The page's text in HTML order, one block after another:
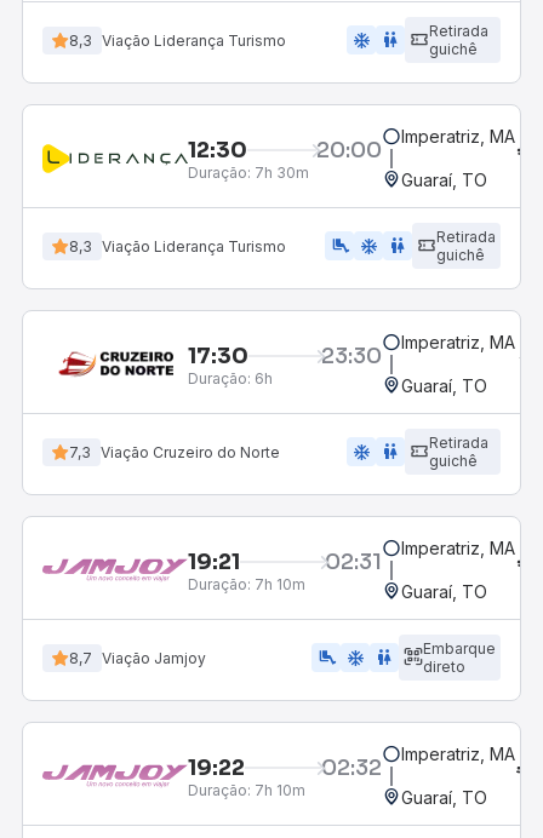
8,3 Viação Liderança Turismo ac_unit wc
Retirada
guichê
12:30 20:00
Duração: 7h 30m
Imperatriz, MA
Guaraí, TO
8,3 Viação Liderança Turismo airline_seat_legroom_extra ac_unit wc
Retirada
guichê
17:30 23:30
Duração: 6h
Imperatriz, MA
Guaraí, TO
7,3 Viação Cruzeiro do Norte ac_unit wc
Retirada
guichê
19:21 02:31
Duração: 7h 10m
Imperatriz, MA
Guaraí, TO
8,7 Viação Jamjoy airline_seat_legroom_extra ac_unit wc
Embarque
direto
19:22 02:32
Duração: 7h 10m
Imperatriz, MA
Guaraí, TO